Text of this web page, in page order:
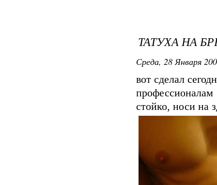
ТАТУХА НА
Среда, 28 Января
вот сделал
стойко, носи на